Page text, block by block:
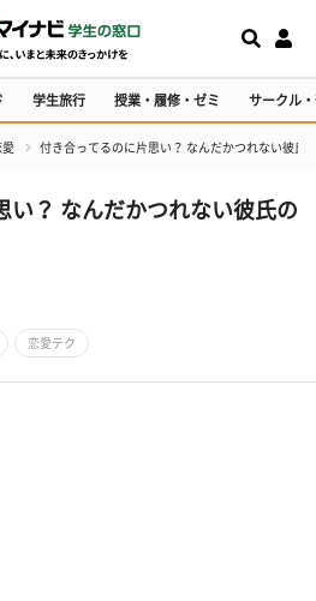
学生旅行 授業・履修・ゼミ サークル
愛 付き合ってるのに片思い？ なんだかつれない彼氏
い？ なんだかつれない彼氏の
恋愛テク